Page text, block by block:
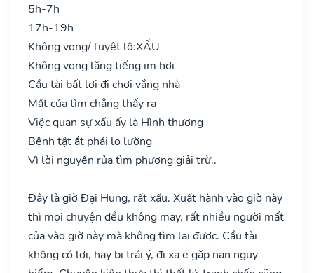
5h-7h
17h-19h
Không vong/Tuyệt lộ:XẤU
Không vong lặng tiếng im hơi
Cầu tài bất lợi đi chơi vắng nhà
Mất của tìm chẳng thấy ra
Việc quan sự xấu ấy là Hình thương
Bệnh tật ắt phải lo lường
Vì lời nguyền rủa tìm phương giải trừ..
Đây là giờ Đại Hung, rất xấu. Xuất hành vào giờ này
thì mọi chuyện đều không may, rất nhiều người mất
của vào giờ này mà không tìm lại được. Cầu tài
không có lợi, hay bị trái ý, đi xa e gặp nạn nguy